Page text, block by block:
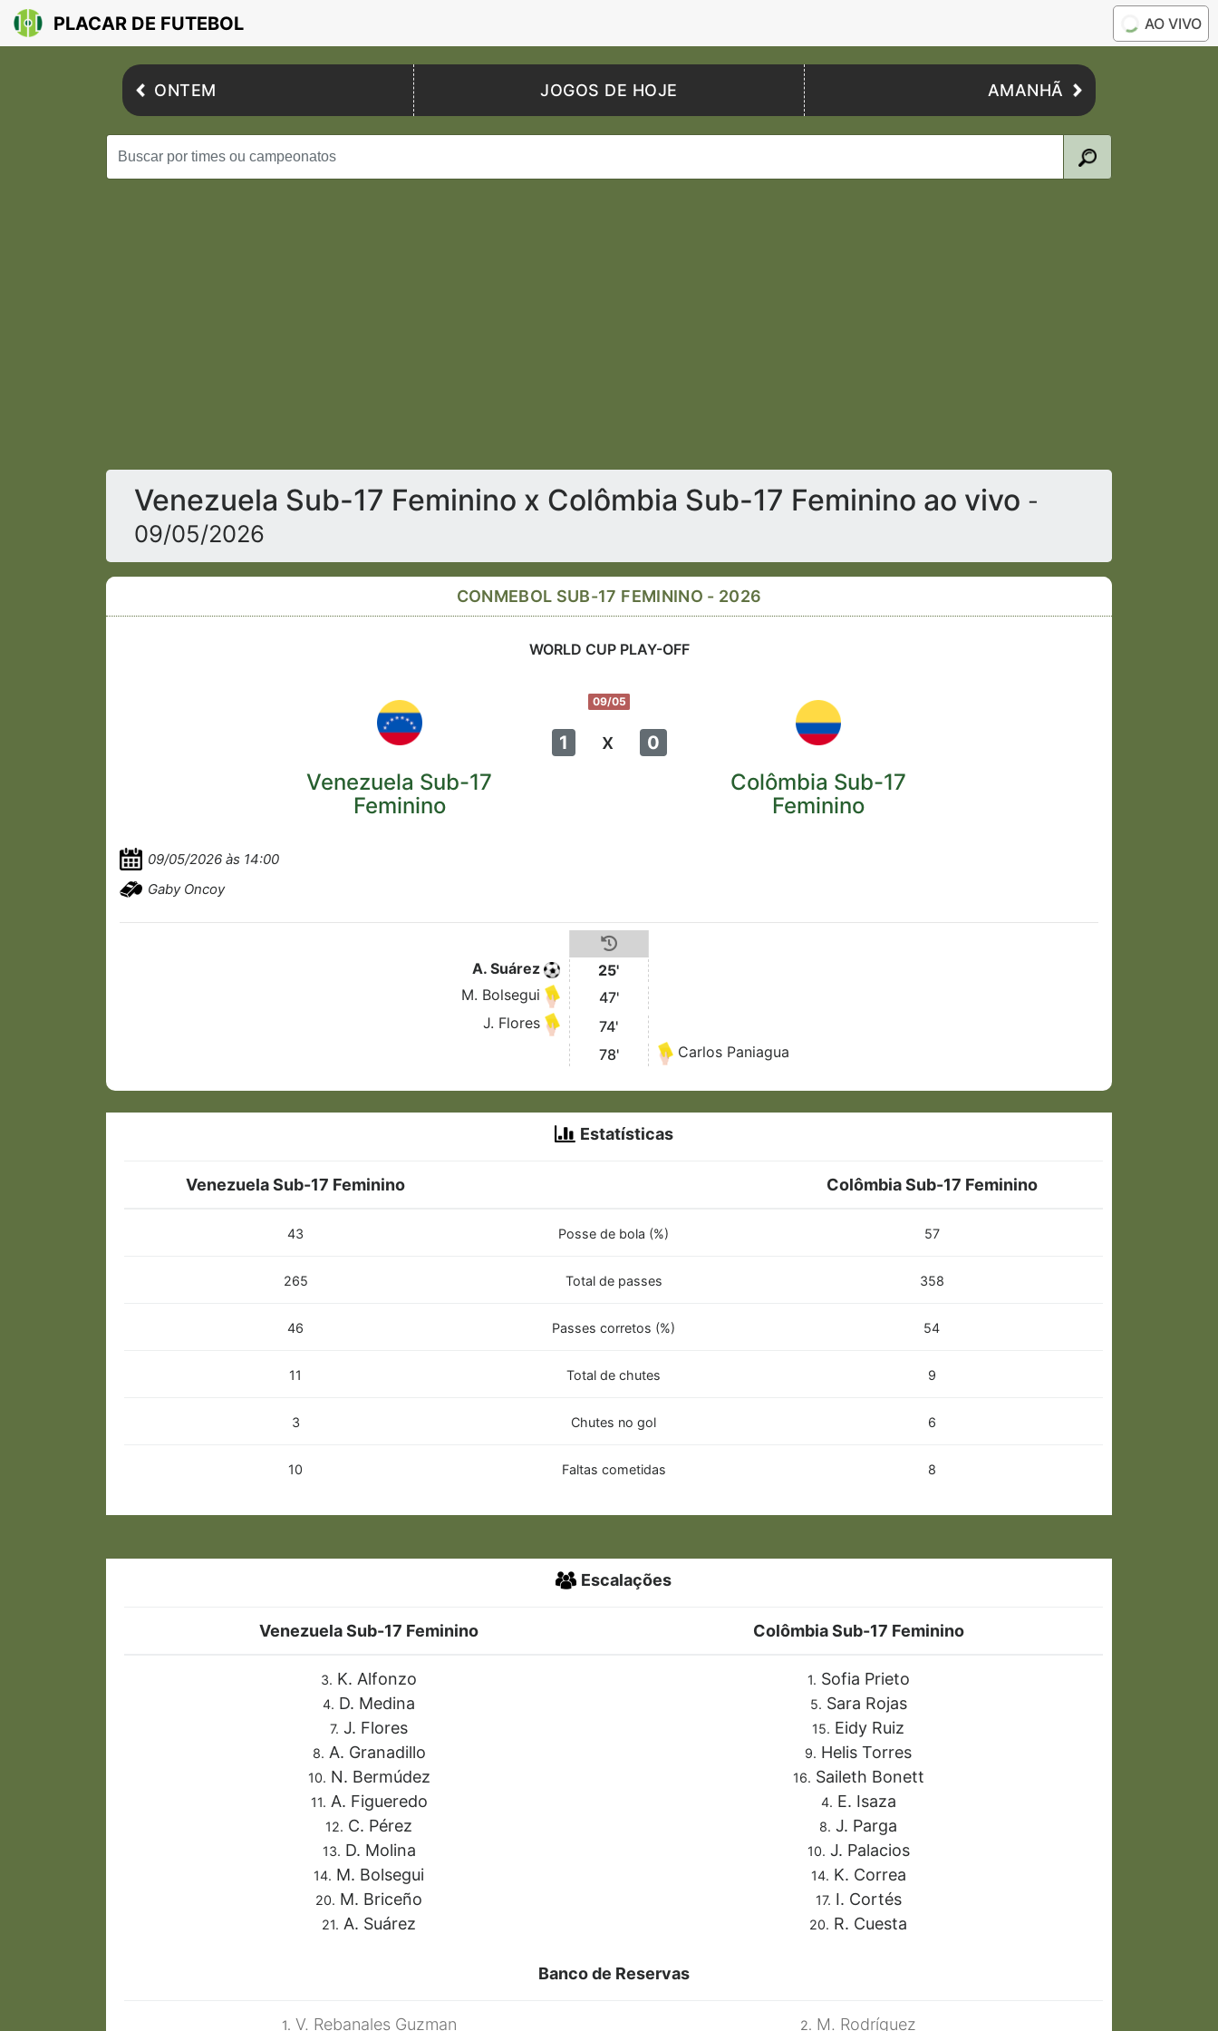
PLACAR DE FUTEBOL AO VIVO
ONTEM JOGOS DE HOJE AMANHÃ
Venezuela Sub-17 Feminino x Colômbia Sub-17 Feminino ao vivo -
09/05/2026
CONMEBOL SUB-17 FEMININO - 2026
WORLD CUP PLAY-OFF
09/05
1 x 0
Venezuela Sub-17
Feminino
Colômbia Sub-17
Feminino
09/05/2026 às 14:00
Gaby Oncoy
A. Suárez
25'
M. Bolsegui
47'
J. Flores
74'
78'
Carlos Paniagua
Estatísticas
Venezuela Sub-17 Feminino Colômbia Sub-17 Feminino
43 Posse de bola (%) 57
265 Total de passes 358
46 Passes corretos (%) 54
11 Total de chutes 9
3 Chutes no gol 6
10 Faltas cometidas 8
Escalações
Venezuela Sub-17 Feminino Colômbia Sub-17 Feminino
3. K. Alfonzo
4. D. Medina
7. J. Flores
8. A. Granadillo
10. N. Bermúdez
11. A. Figueredo
12. C. Pérez
13. D. Molina
14. M. Bolsegui
20. M. Briceño
21. A. Suárez
1. Sofia Prieto
5. Sara Rojas
15. Eidy Ruiz
9. Helis Torres
16. Saileth Bonett
4. E. Isaza
8. J. Parga
10. J. Palacios
14. K. Correa
17. I. Cortés
20. R. Cuesta
Banco de Reservas
1. V. Rebanales Guzman 2. M. Rodríguez